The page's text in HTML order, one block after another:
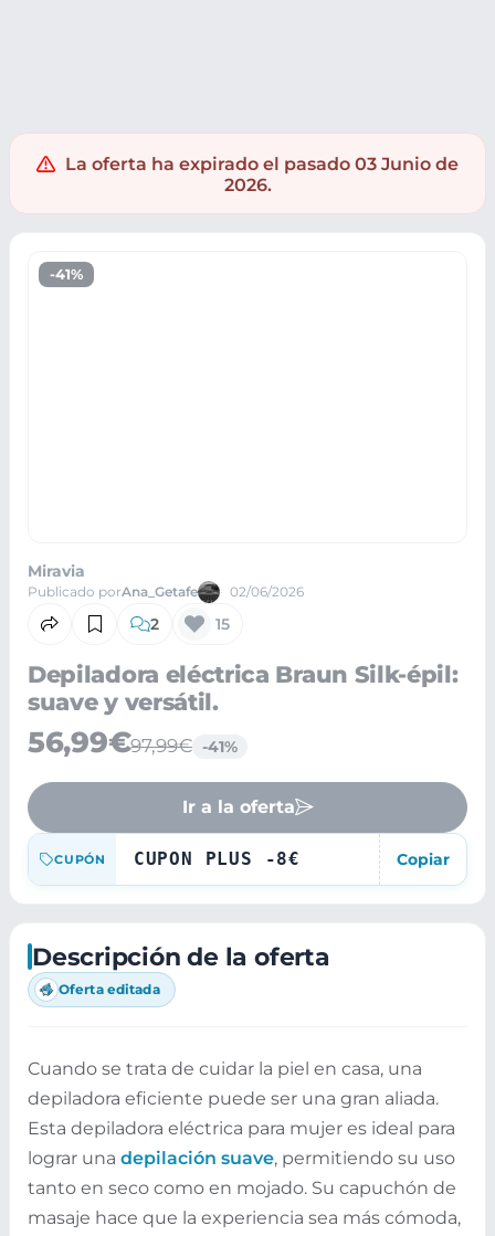
La oferta ha expirado el pasado 03 Junio de
2026.
-41%
Miravia
Publicado porAna_Getafe 02/06/2026
2 15
Depiladora eléctrica Braun Silk-épil:
suave y versátil.
56,99€97,99€ -41%
Ir a la oferta
CUPÓN CUPON PLUS -8€ Copiar
Descripción de la oferta
Oferta editada
Cuando se trata de cuidar la piel en casa, una
depiladora eficiente puede ser una gran aliada.
Esta depiladora eléctrica para mujer es ideal para
lograr una depilación suave, permitiendo su uso
tanto en seco como en mojado. Su capuchón de
masaje hace que la experiencia sea más cómoda,